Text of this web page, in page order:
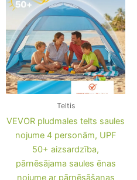
Teltis
VEVOR pludmales telts saules
nojume 4 personām, UPF
50+ aizsardzība,
pārnēsājama saules ēnas
nojume ar pārnēsāšanas